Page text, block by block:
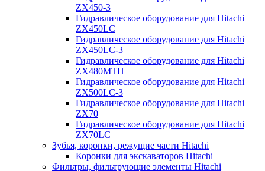
ZX450-3
Гидравлическое оборудование для Hitachi
ZX450LC
Гидравлическое оборудование для Hitachi
ZX450LC-3
Гидравлическое оборудование для Hitachi
ZX480MTH
Гидравлическое оборудование для Hitachi
ZX500LC-3
Гидравлическое оборудование для Hitachi
ZX70
Гидравлическое оборудование для Hitachi
ZX70LC
Зубья, коронки, режущие части Hitachi
Коронки для экскаваторов Hitachi
Фильтры, фильтрующие элементы Hitachi